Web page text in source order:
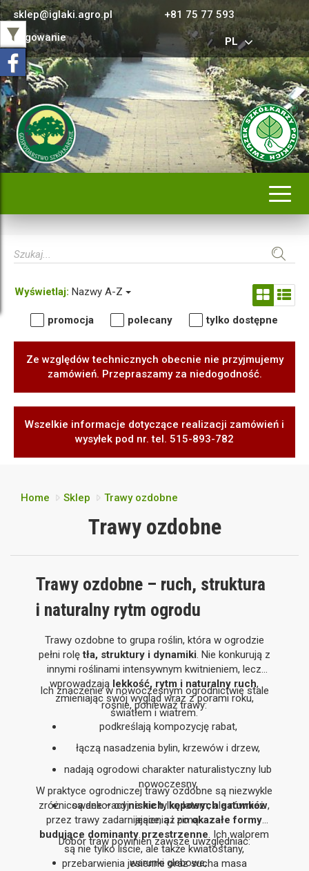
sklep@iglaki.agro.pl
+81 75 77 593
Logowanie
PL
Wyświetlaj: Nazwy A-Z
promocja polecany tylko dostępne
Ze względów technicznych obecnie nie przyjmujemy
zamówień. Przepraszamy za niedogodność.
Wszelkie informacje dotyczące realizacji zamówień i
wysyłek pod nr. tel. 515-893-782
Home Sklep Trawy ozdobne
Trawy ozdobne
Trawy ozdobne – ruch, struktura
i naturalny rytm ogrodu
Trawy ozdobne to grupa roślin, która w ogrodzie
pełni rolętła, struktury i dynamiki. Nie konkurują z
innymi roślinami intensywnym kwitnieniem, lecz
wprowadzają lekkość, rytm i naturalny ruch,
zmieniając swój wygląd wraz z porami roku,
światłem i wiatrem.
Ich znaczenie w nowoczesnym ogrodnictwie stale
rośnie, ponieważ trawy:
podkreślają kompozycję rabat,
łączą nasadzenia bylin, krzewów i drzew,
nadają ogrodowi charakter naturalistyczny lub
nowoczesny,
są dekoracyjne nie tylko latem, ale również
jesienią i zimą.
W praktyce ogrodniczej trawy ozdobne są niezwykle
zróżnicowane – odniskich, kępowych gatunków,
przez trawy zadarniające, aż pookazałe formy
budujące dominanty przestrzenne. Ich walorem
są nie tylko liście, ale także kwiatostany,
przebarwienia jesienne oraz sucha masa
Dobór traw powinien zawsze uwzględniać:
warunki glebowe,